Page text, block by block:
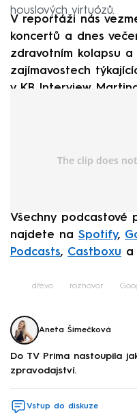
houslových virtuózů.
V reportáži nás
koncertů a dnes
zdravotním kolapsu
zajímavostech
v KB Interview
Všechny podcastové
najdete na Spotify,
Podcasts, Castboxu a
dřevo rozhovor
Aneta Šimečková
Do TV Prima nastoupila
zpravodajství.
Vstup do diskuze